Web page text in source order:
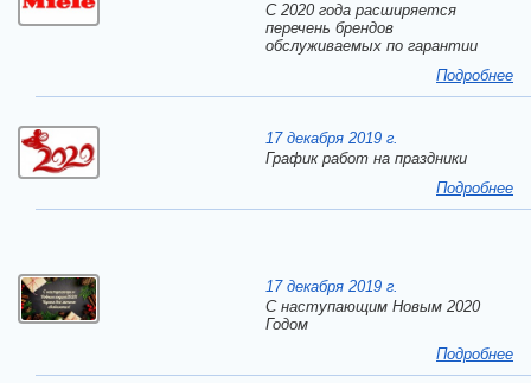
С 2020 года расширяется
перечень брендов
обслуживаемых по гарантии
Подробнее
17 декабря 2019 г.
График работ на праздники
Подробнее
17 декабря 2019 г.
C наступающим Новым 2020
Годом
Подробнее